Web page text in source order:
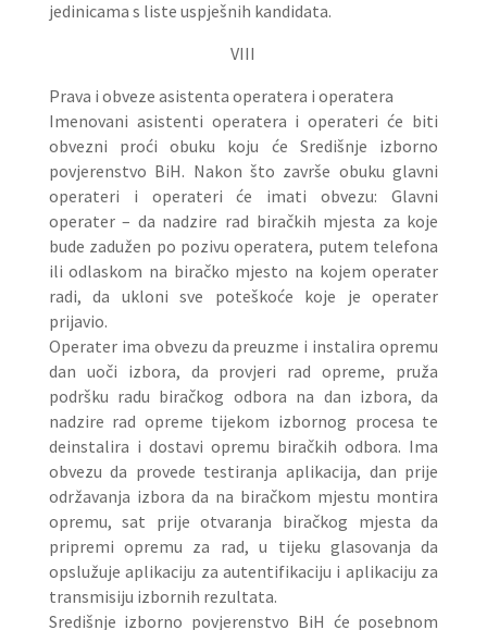
jedinicama s liste uspješnih kandidata.
VIII
Prava i obveze asistenta operatera i operatera
Imenovani asistenti operatera i operateri će biti
obvezni proći obuku koju će Središnje izborno
povjerenstvo BiH. Nakon što završe obuku glavni
operateri i operateri će imati obvezu: Glavni
operater – da nadzire rad biračkih mjesta za koje
bude zadužen po pozivu operatera, putem telefona
ili odlaskom na biračko mjesto na kojem operater
radi, da ukloni sve poteškoće koje je operater
prijavio.
Operater ima obvezu da preuzme i instalira opremu
dan uoči izbora, da provjeri rad opreme, pruža
podršku radu biračkog odbora na dan izbora, da
nadzire rad opreme tijekom izbornog procesa te
deinstalira i dostavi opremu biračkih odbora. Ima
obvezu da provede testiranja aplikacija, dan prije
održavanja izbora da na biračkom mjestu montira
opremu, sat prije otvaranja biračkog mjesta da
pripremi opremu za rad, u tijeku glasovanja da
opslužuje aplikaciju za autentifikaciju i aplikaciju za
transmisiju izbornih rezultata.
Središnje izborno povjerenstvo BiH će posebnom